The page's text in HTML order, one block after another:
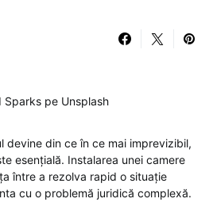
Sparks pe Unsplash
devine din ce în ce mai imprevizibil,
esențială. Instalarea unei camere
între a rezolva rapid o situație
cu o problemă juridică complexă.